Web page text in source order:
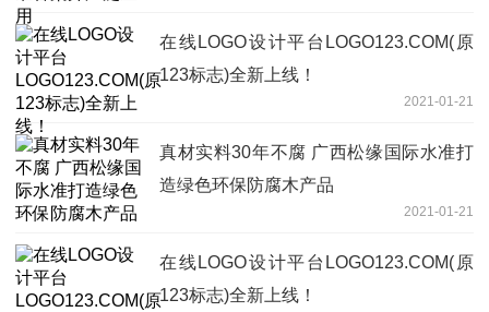
在线LOGO设计平台LOGO123.COM(原
123标志)全新上线！
2021-01-21
真材实料30年不腐 广西松缘国际水准打
造绿色环保防腐木产品
2021-01-21
在线LOGO设计平台LOGO123.COM(原
123标志)全新上线！